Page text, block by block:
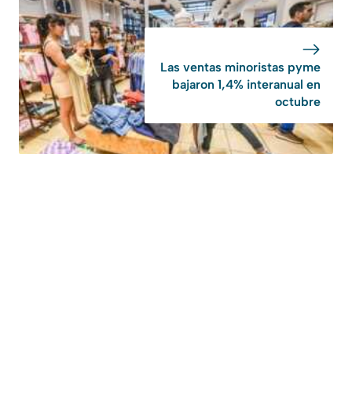
Las ventas minoristas pyme
bajaron 1,4% interanual en
octubre